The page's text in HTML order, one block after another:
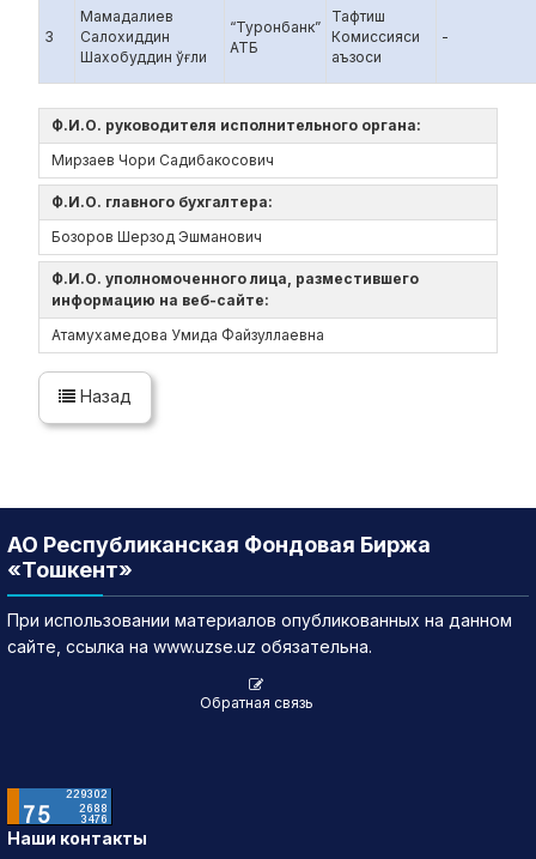
3
Мамадалиев
Салохиддин
Шахобуддин ўғли
“Туронбанк”
АТБ
Тафтиш
Комиссияси
аъзоси
-
Ф.И.О. руководителя исполнительного органа:
Мирзаев Чори Садибакосович
Ф.И.О. главного бухгалтера:
Бозоров Шерзод Эшманович
Ф.И.О. уполномоченного лица, разместившего
информацию на веб-сайте:
Атамухамедова Умида Файзуллаевна
Назад
АО Республиканская Фондовая Биржа
«Тошкент»
При использовании материалов опубликованных на данном
сайте, ссылка на www.uzse.uz обязательна.
Обратная связь
Наши контакты